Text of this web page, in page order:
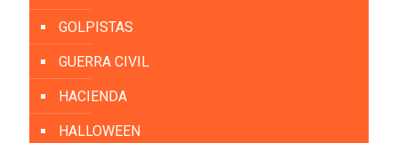
GOLPISTAS
GUERRA CIVIL
HACIENDA
HALLOWEEN